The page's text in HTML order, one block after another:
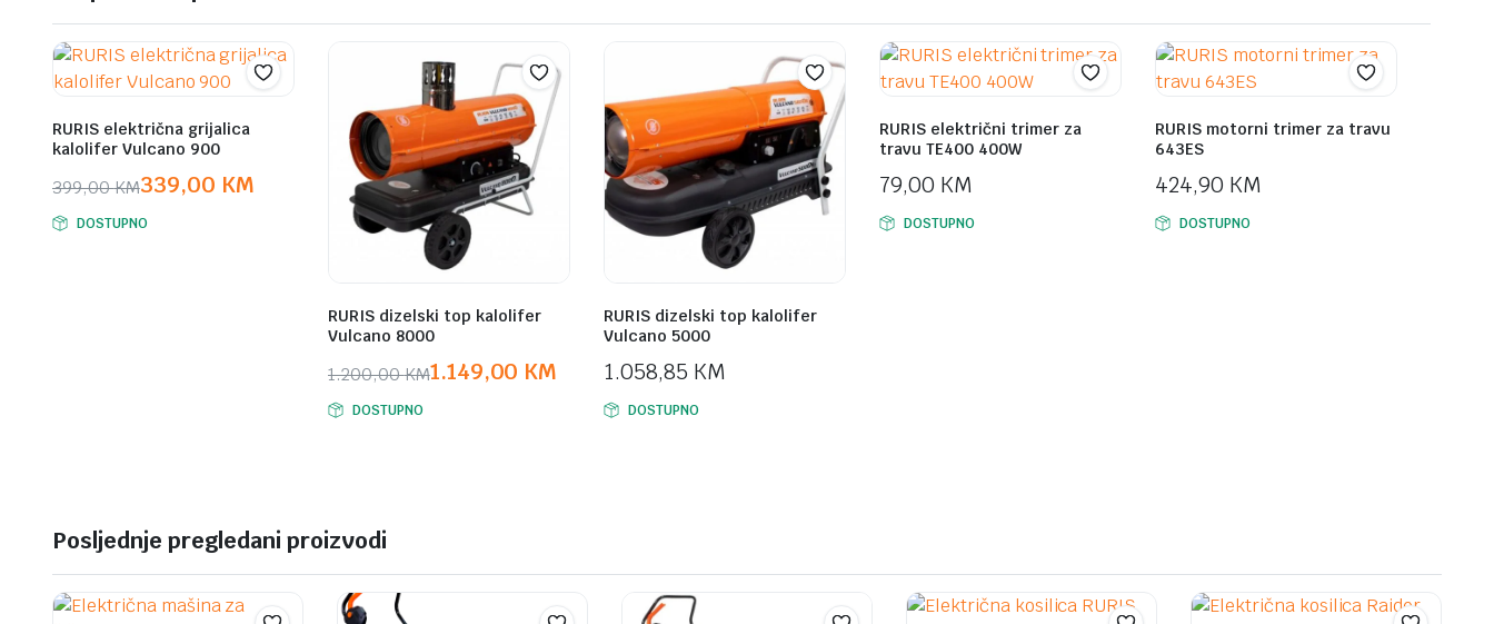
RURIS električna grijalica
kalolifer Vulcano 900
399,00KM
Original
price
339,00 KM
Current
price
DOSTUPNO
RURIS dizelski top kalolifer
Vulcano 8000
1.200,00KM
Original
price
1.149,00 KM
Current
price
DOSTUPNO
RURIS dizelski top kalolifer
Vulcano 5000
1.058,85 KM
DOSTUPNO
RURIS električni trimer za
travu TE400 400W
79,00 KM
DOSTUPNO
RURIS motorni trimer za travu
643ES
424,90 KM
DOSTUPNO
Posljednje pregledani proizvodi